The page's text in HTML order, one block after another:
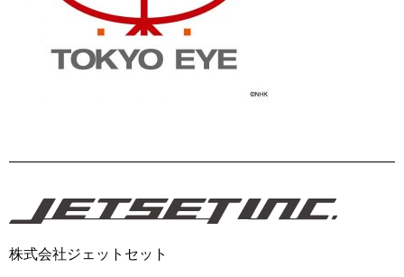
株式会社ジェットセット